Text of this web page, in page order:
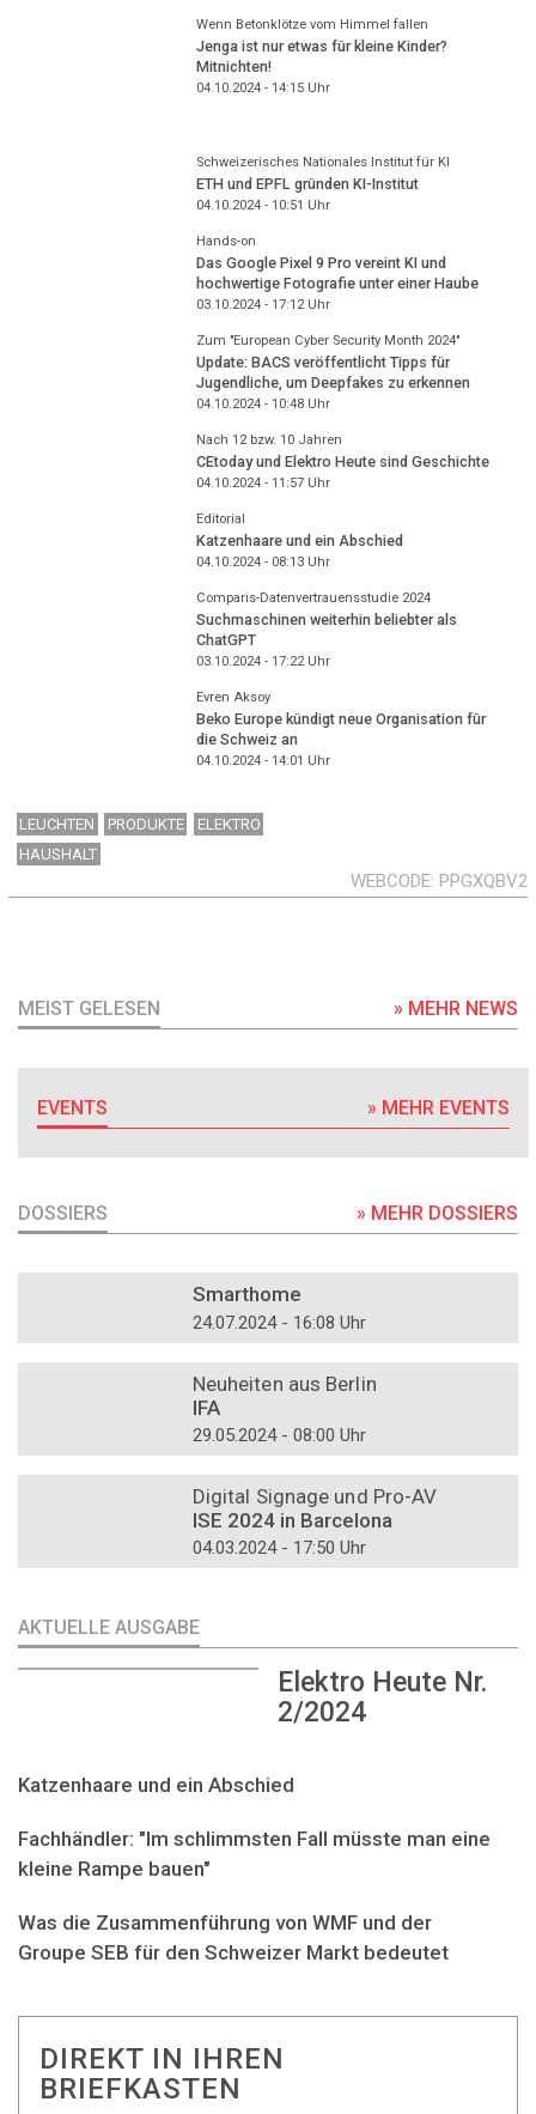
Wenn Betonklötze vom Himmel fallen
Jenga ist nur etwas für kleine Kinder?
Mitnichten!
04.10.2024 - 14:15Uhr
Schweizerisches Nationales Institut für KI
ETH und EPFL gründen KI-Institut
04.10.2024 - 10:51 Uhr
Hands-on
Das Google Pixel 9 Pro vereint KI und
hochwertige Fotografie unter einer Haube
03.10.2024 - 17:12Uhr
Zum "European Cyber Security Month 2024"
Update: BACS veröffentlicht Tipps für
Jugendliche, um Deepfakes zu erkennen
04.10.2024 - 10:48Uhr
Nach 12 bzw. 10 Jahren
CEtoday und Elektro Heute sind Geschichte
04.10.2024 - 11:57Uhr
Editorial
Katzenhaare und ein Abschied
04.10.2024 - 08:13Uhr
Comparis-Datenvertrauensstudie 2024
Suchmaschinen weiterhin beliebter als
ChatGPT
03.10.2024 - 17:22Uhr
Evren Aksoy
Beko Europe kündigt neue Organisation für
die Schweiz an
04.10.2024 - 14:01 Uhr
LEUCHTEN PRODUKTE
ELEKTRO
HAUSHALT
WEBCODE PPGXQBV2
MEIST GELESEN » MEHR NEWS
EVENTS » MEHR EVENTS
DOSSIERS » MEHR DOSSIERS
Smarthome
24.07.2024 - 16:08 Uhr
Neuheiten aus Berlin
IFA
29.05.2024 - 08:00 Uhr
Digital Signage und Pro-AV
ISE 2024 in Barcelona
04.03.2024 - 17:50 Uhr
AKTUELLE AUSGABE
Elektro Heute Nr.
2/2024
Katzenhaare und ein Abschied
Fachhändler: "Im schlimmsten Fall müsste man eine
kleine Rampe bauen"
Was die Zusammenführung von WMF und der
Groupe SEB für den Schweizer Markt bedeutet
DIREKT IN IHREN
BRIEFKASTEN